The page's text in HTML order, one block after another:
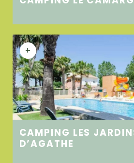
+
CAMPING LES
D’AGATHE